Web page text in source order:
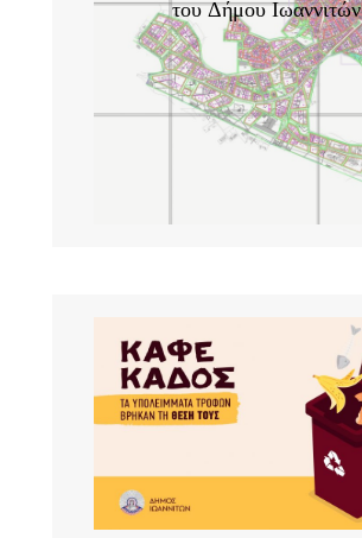
του Δήμου Ιωαννιτών